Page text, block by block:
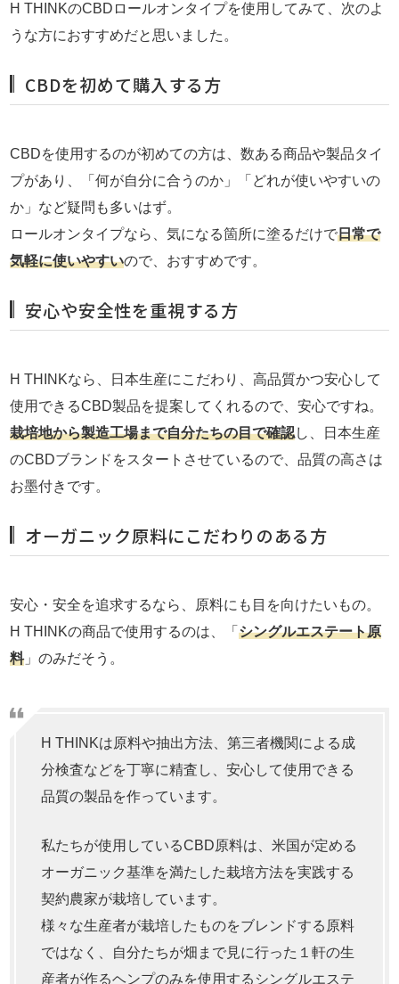
H THINKのCBDロールオンタイプを使用してみて、次のよ
うな方におすすめだと思いました。
CBDを初めて購入する方
CBDを使用するのが初めての方は、数ある商品や製品タイ
プがあり、「何が自分に合うのか」「どれが使いやすいの
か」など疑問も多いはず。
ロールオンタイプなら、気になる箇所に塗るだけで日常で
気軽に使いやすいので、おすすめです。
安心や安全性を重視する方
H THINKなら、日本生産にこだわり、高品質かつ安心して
使用できるCBD製品を提案してくれるので、安心ですね。
栽培地から製造工場まで自分たちの目で確認し、日本生産
のCBDブランドをスタートさせているので、品質の高さは
お墨付きです。
オーガニック原料にこだわりのある方
安心・安全を追求するなら、原料にも目を向けたいもの。
H THINKの商品で使用するのは、「シングルエステート原
料」のみだそう。
H THINKは原料や抽出方法、第三者機関による成
分検査などを丁寧に精査し、安心して使用できる
品質の製品を作っています。
私たちが使用しているCBD原料は、米国が定める
オーガニック基準を満たした栽培方法を実践する
契約農家が栽培しています。
様々な生産者が栽培したものをブレンドする原料
ではなく、自分たちが畑まで見に行った１軒の生
産者が作るヘンプのみを使用するシングルエステ